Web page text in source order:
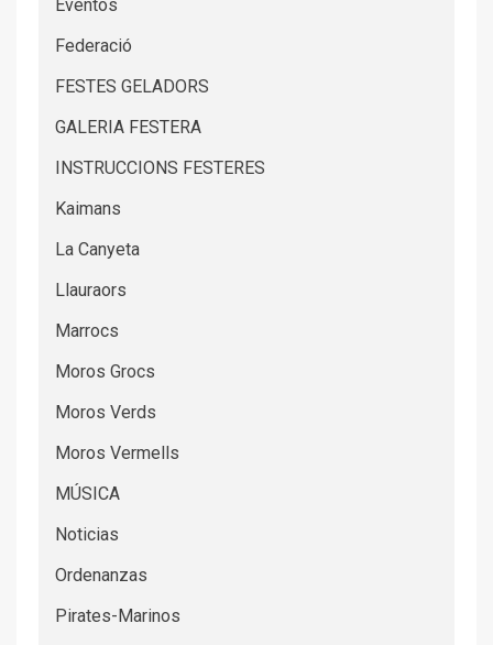
Eventos
Federació
FESTES GELADORS
GALERIA FESTERA
INSTRUCCIONS FESTERES
Kaimans
La Canyeta
Llauraors
Marrocs
Moros Grocs
Moros Verds
Moros Vermells
MÚSICA
Noticias
Ordenanzas
Pirates-Marinos